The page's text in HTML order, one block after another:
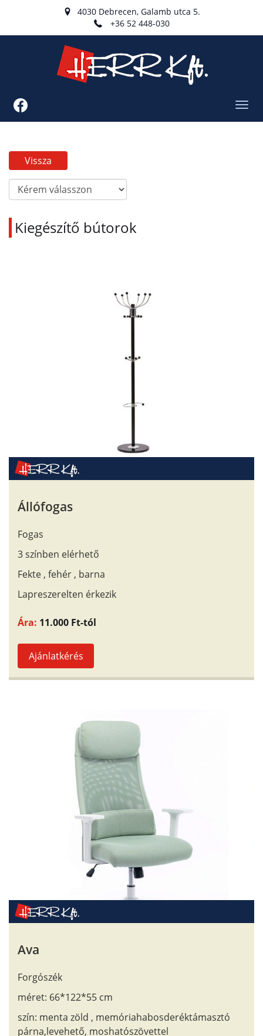
4030 Debrecen, Galamb utca 5.
+36 52 448-030
Vissza
Kiegészítő bútorok
Állófogas
Fogas
3 színben elérhető
Fekte , fehér , barna
Lapreszerelten érkezik
Ára: 11.000 Ft-tól
Ajánlatkérés
Ava
Forgószék
méret: 66*122*55 cm
szín: menta zöld , memóriahabosderéktámasztó
párna,levehető, moshatószövettel